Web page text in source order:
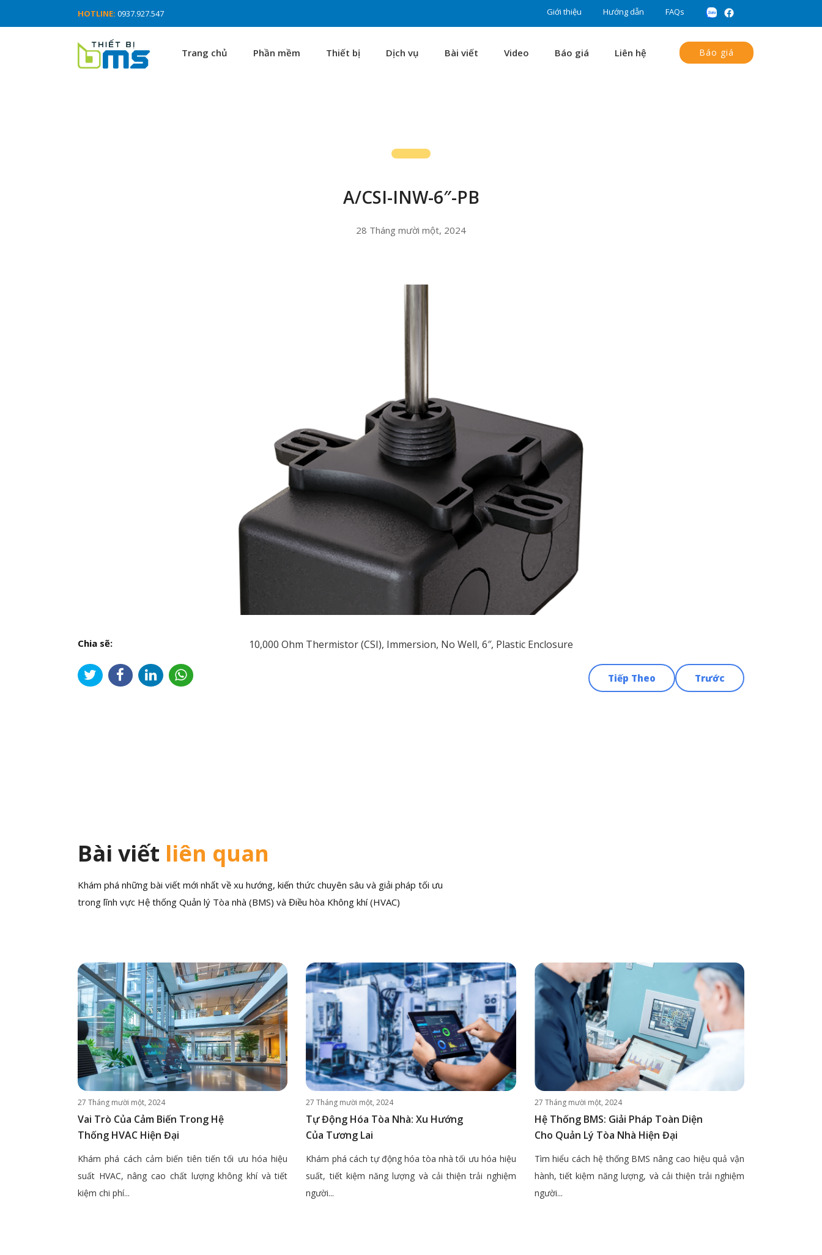
HOTLINE: 0937.927.547 Giới thiệu Hướng dẫn FAQs
Trang chủ Phần mềm Thiết bị Dịch vụ Bài viết Video Báo giá Liên hệ Báo giá
A/CSI-INW-6″-PB
28 Tháng mười một, 2024
Chia sẽ: 10,000 Ohm Thermistor (CSI), Immersion, No Well, 6″, Plastic Enclosure
Trước
Tiếp Theo
Bài viết liên quan
Khám phá những bài viết mới nhất về xu hướng, kiến thức chuyên sâu và giải pháp tối ưu
trong lĩnh vực Hệ thống Quản lý Tòa nhà (BMS) và Điều hòa Không khí (HVAC)
27 Tháng mười một, 2024
Vai Trò Của Cảm Biến Trong Hệ
Thống HVAC Hiện Đại
Khám phá cách cảm biến tiên tiến tối ưu hóa hiệu
suất HVAC, nâng cao chất lượng không khí và tiết
kiệm chi phí...
27 Tháng mười một, 2024
Tự Động Hóa Tòa Nhà: Xu Hướng
Của Tương Lai
Khám phá cách tự động hóa tòa nhà tối ưu hóa hiệu
suất, tiết kiệm năng lượng và cải thiện trải nghiệm
người...
27 Tháng mười một, 2024
Hệ Thống BMS: Giải Pháp Toàn Diện
Cho Quản Lý Tòa Nhà Hiện Đại
Tìm hiểu cách hệ thống BMS nâng cao hiệu quả vận
hành, tiết kiệm năng lượng, và cải thiện trải nghiệm
người...